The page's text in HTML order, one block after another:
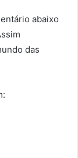
abaixo
das